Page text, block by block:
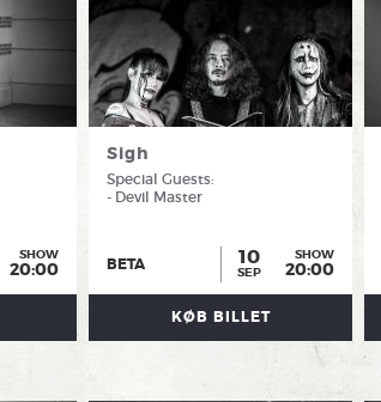
SHOW
20:00
Sigh
Special Guests:
- Devil Master
BETA 10
SEP
SHOW
20:00
KØB BILLET